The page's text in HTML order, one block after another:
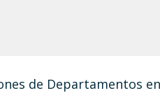
de Departamentos en